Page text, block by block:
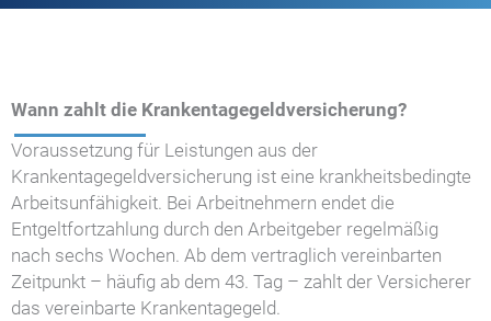
Wann zahlt die Krankentagegeldversicherung?
Voraussetzung für Leistungen aus der
Krankentagegeldversicherung ist eine krankheitsbedingte
Arbeitsunfähigkeit. Bei Arbeitnehmern endet die
Entgeltfortzahlung durch den Arbeitgeber regelmäßig
nach sechs Wochen. Ab dem vertraglich vereinbarten
Zeitpunkt – häufig ab dem 43. Tag – zahlt der Versicherer
das vereinbarte Krankentagegeld.